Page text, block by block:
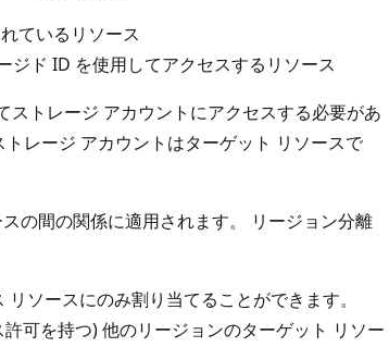
ているリソース
ジド ID を使用してアクセスするリソース
トレージ アカウントにアクセスする必要があ
レージ アカウントはターゲット リソースで
の間の関係に適用されます。 リージョン分離
ソースにのみ割り当てることができます。
可を持つ) 他のリージョンのターゲット リソー